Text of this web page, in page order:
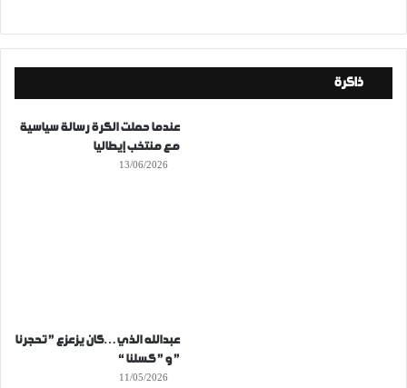
ذاكرة
عندما حملت الكرة رسالة سياسية
مع منتخب إيطاليا
13/06/2026
عبدالله الذي…كان يزعزع ” تحجرنا
” و ” كسلنا “
11/05/2026